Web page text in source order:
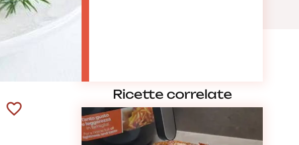
Ricette correlate